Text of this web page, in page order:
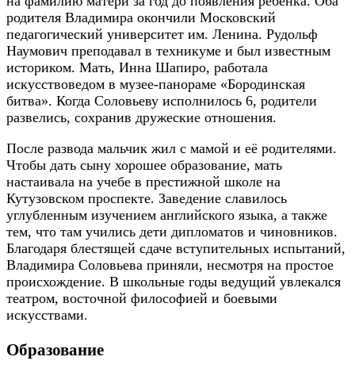
родителя Владимира окончили Московский
педагогический университет им. Ленина. Рудольф
Наумович преподавал в техникуме и был известным
историком. Мать, Инна Шапиро, работала
искусствоведом в музее-панораме «Бородинская
битва». Когда Соловьеву исполнилось 6, родители
развелись, сохранив дружеские отношения.
После развода мальчик жил с мамой и её родителями.
Чтобы дать сыну хорошее образование, мать
настаивала на учебе в престижной школе на
Кутузовском проспекте. Заведение славилось
углубленным изучением английского языка, а также
тем, что там учились дети дипломатов и чиновников.
Благодаря блестящей сдаче вступительных испытаний,
Владимира Соловьева приняли, несмотря на простое
происхождение. В школьные годы ведущий увлекался
театром, восточной философией и боевыми
искусствами.
Образование